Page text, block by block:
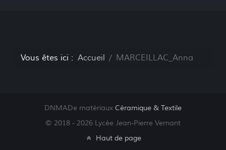
Vous êtes ici : Accueil MARCEILLAC_Anna
DNMADe matériaux Céramique & Textile
© 2018 - 2026 Lycée Jean-Pierre Vernant
Haut de page